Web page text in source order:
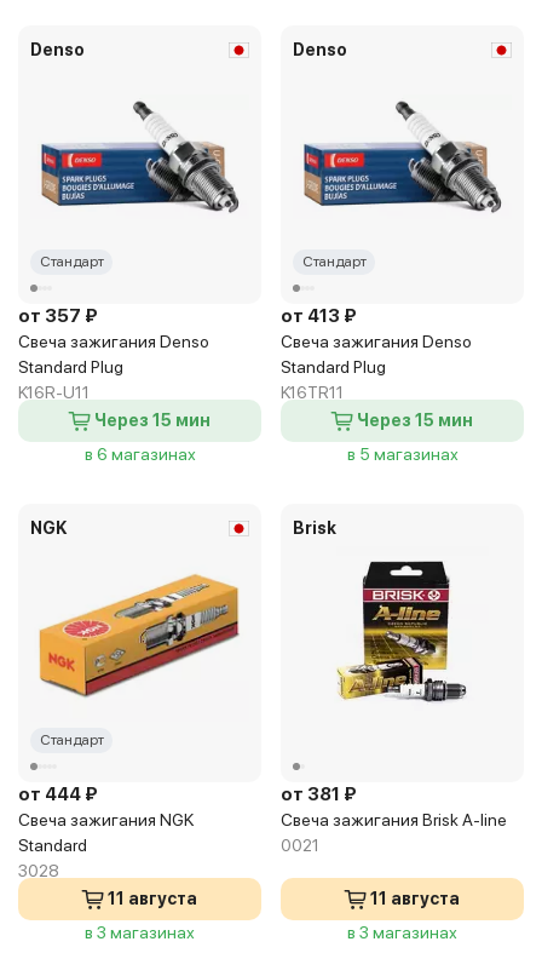
Denso
Стандарт
от 357 ₽
Свеча зажигания Denso
Standard Plug
K16R-U11
Через 15 мин
в 6 магазинах
Denso
Стандарт
от 413 ₽
Свеча зажигания Denso
Standard Plug
K16TR11
Через 15 мин
в 5 магазинах
NGK
Стандарт
от 444 ₽
Свеча зажигания NGK
Standard
3028
11 августа
в 3 магазинах
Brisk
от 381 ₽
Свеча зажигания Brisk A-line
0021
11 августа
в 3 магазинах